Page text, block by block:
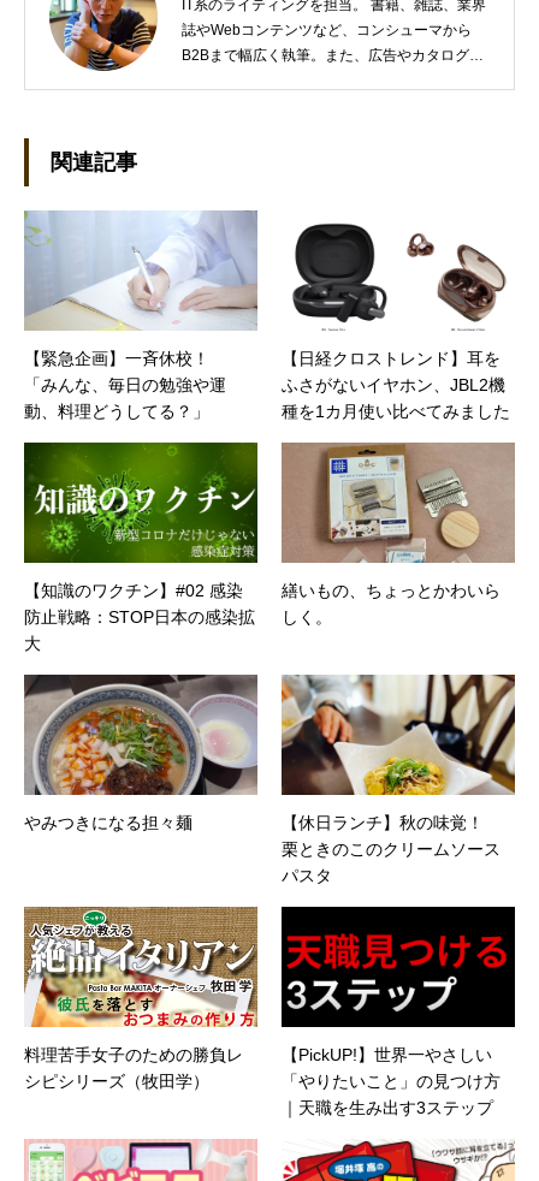
IT系のライティングを担当。 書籍、雑誌、業界
誌やWebコンテンツなど、コンシューマから
B2Bまで幅広く執筆。また、広告やカタログ、
ージ（SAN/NAS/LTO/SASなど）、セキュリテ
ィ（BIOS/UTM/情報漏えい対策/デザスタリカバ
リ/内部統制・コンプライアンス/ネットワーク
セキュリティ/メールセキュリティなど）、ネッ
トワーク（KVMスイッチ/グループウェア/サー
バ/資産管理/シンクライアント/ホスティングな
ど）、その他（.NET/BI/カタログ/各種戦略/導入
事例/パートナー取材など）…ほか、多数執筆。
●連絡先 メール：kenta@office-mica.com
関連記事
【緊急企画】一斉休校！
「みんな、毎日の勉強や運
動、料理どうしてる？」
【日経クロストレンド】耳を
ふさがないイヤホン、JBL2機
種を1カ月使い比べてみました
【知識のワクチン】#02 感染
防止戦略：STOP日本の感染拡
大
繕いもの、ちょっとかわいら
しく。
やみつきになる担々麺
【休日ランチ】秋の味覚！
栗ときのこのクリームソース
パスタ
料理苦手女子のための勝負レ
シピシリーズ（牧田学）
【PickUP!】世界一やさしい
「やりたいこと」の見つけ方
｜天職を生み出す3ステップ